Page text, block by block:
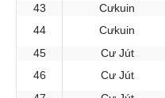
43
Cưkuin
44
Cưkuin
45
Cư Jút
46
Cư Jút